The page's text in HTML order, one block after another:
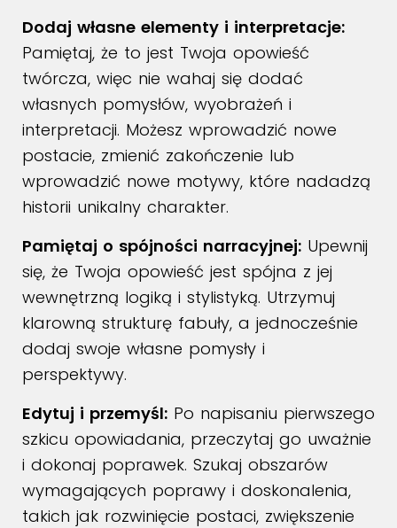
Dodaj własne elementy i interpretacje:
Pamiętaj, że to jest Twoja opowieść
twórcza, więc nie wahaj się dodać
własnych pomysłów, wyobrażeń i
interpretacji. Możesz wprowadzić nowe
postacie, zmienić zakończenie lub
wprowadzić nowe motywy, które nadadzą
historii unikalny charakter.
Pamiętaj o spójności narracyjnej: Upewnij
się, że Twoja opowieść jest spójna z jej
wewnętrzną logiką i stylistyką. Utrzymuj
klarowną strukturę fabuły, a jednocześnie
dodaj swoje własne pomysły i
perspektywy.
Edytuj i przemyśl: Po napisaniu pierwszego
szkicu opowiadania, przeczytaj go uważnie
i dokonaj poprawek. Szukaj obszarów
wymagających poprawy i doskonalenia,
takich jak rozwinięcie postaci, zwiększenie